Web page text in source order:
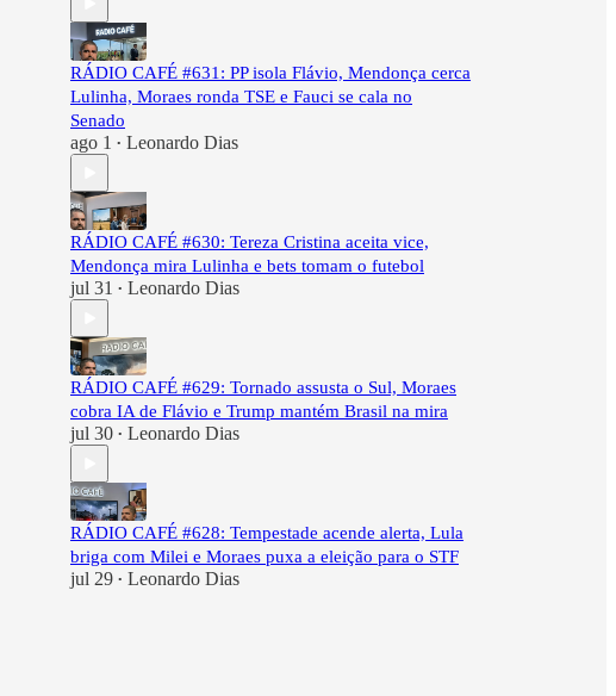
RÁDIO CAFÉ #631: PP isola Flávio, Mendonça cerca
Lulinha, Moraes ronda TSE e Fauci se cala no
Senado
ago 1 • Leonardo Dias
RÁDIO CAFÉ #630: Tereza Cristina aceita vice,
Mendonça mira Lulinha e bets tomam o futebol
jul 31 • Leonardo Dias
RÁDIO CAFÉ #629: Tornado assusta o Sul, Moraes
cobra IA de Flávio e Trump mantém Brasil na mira
jul 30 • Leonardo Dias
RÁDIO CAFÉ #628: Tempestade acende alerta, Lula
briga com Milei e Moraes puxa a eleição para o STF
jul 29 • Leonardo Dias